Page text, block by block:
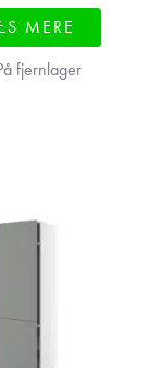
MERE
fjernlager